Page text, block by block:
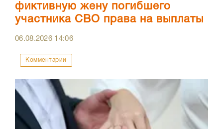
фиктивную жену погибшего
участника СВО права на выплаты
06.08.2026 14:06
Комментарии